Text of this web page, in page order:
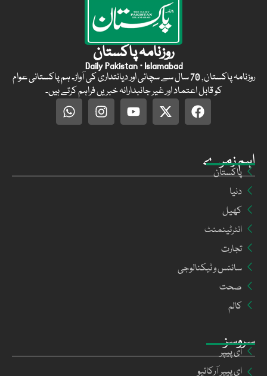
سروسز
ای پیپر
ای پیپر آرکائیو
اہم زمرے
پاکستان
دنیا
کھیل
انٹرٹینمنٹ
تجارت
سائنس و ٹیکنالوجی
صحت
کالم
روزنامہ پاکستان
Daily Pakistan · Islamabad
روزنامہ پاکستان, 70 سال سے سچائی اور دیانتداری کی آواز۔ ہم پاکستانی عوام
کو قابل اعتماد اور غیر جانبدارانہ خبریں فراہم کرتے ہیں۔